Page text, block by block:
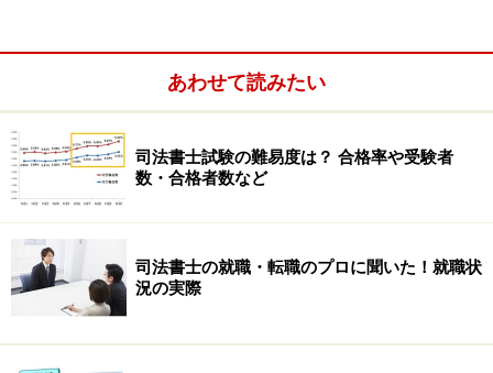
ジを多くの人に見てもらう方法の基本は、Googleや
Yahoo!などの検索サービスで上位に表示されるホームペ
ージを作ることです。「上位に表示」とは、検索結果の
上位3位以内に表示されることだと考えてください。
「そんなに上位じゃないといけないの？」と思われるか
もしれませんが、みなさんがGoogleやYahoo!で何かを検
索したとき、チェックするホームページは3つくらいで
はないでしょうか。それで目的が達成できたのであれ
ば、それ以外のサイトは見ないでしょう。
あわせて読みたい
司法書士試験の難易度は？ 合格率や受験者
数・合格者数など
司法書士の就職・転職のプロに聞いた！就職状
況の実際